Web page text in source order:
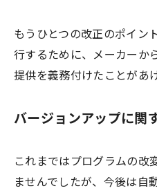
もうひとつの改正のポイン
行するために、メーカーか
提供を義務付けたことがあ
バージョンアップに関
これまではプログラムの改
ませんでしたが、今後は自